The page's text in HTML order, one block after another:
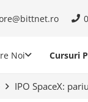
Noi Cursuri
IPO SpaceX: